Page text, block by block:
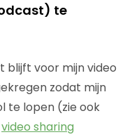
te
blijft voor mijn video
zodat mijn
te lopen (zie ook
video sharing